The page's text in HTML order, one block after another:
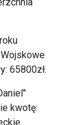
65800zł.
kwotę: